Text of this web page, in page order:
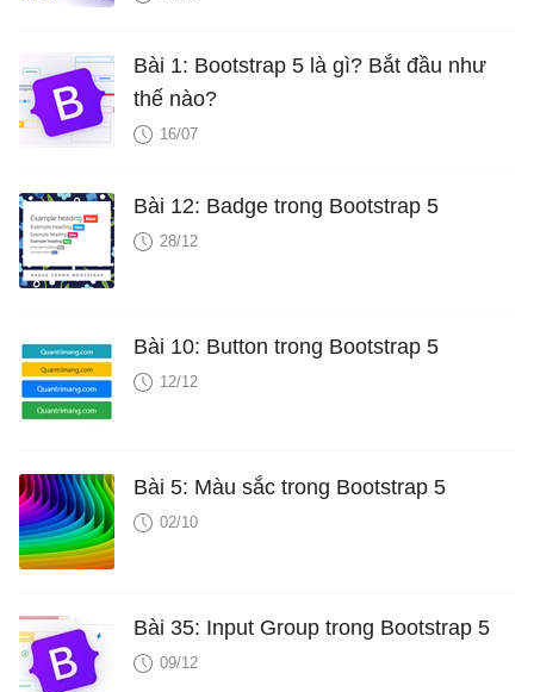
Bài 1: Bootstrap 5 là gì? Bắt đầu như
thế nào?
16/07
Bài 12: Badge trong Bootstrap 5
28/12
Bài 10: Button trong Bootstrap 5
12/12
Bài 5: Màu sắc trong Bootstrap 5
02/10
Bài 35: Input Group trong Bootstrap 5
09/12